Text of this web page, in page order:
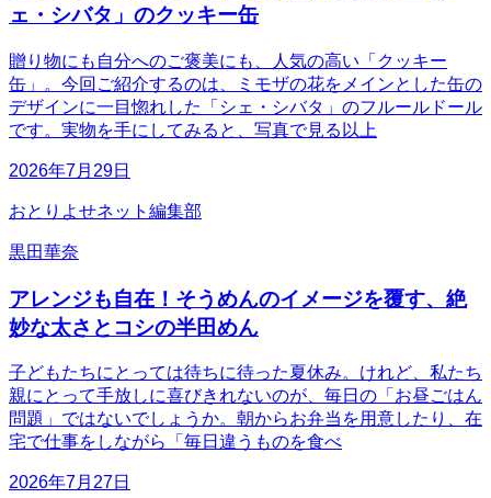
ェ・シバタ」のクッキー缶
贈り物にも自分へのご褒美にも、人気の高い「クッキー
缶」。今回ご紹介するのは、ミモザの花をメインとした缶の
デザインに一目惚れした「シェ・シバタ」のフルールドール
です。実物を手にしてみると、写真で見る以上
2026年7月29日
おとりよせネット編集部
黒田華奈
アレンジも自在！そうめんのイメージを覆す、絶
妙な太さとコシの半田めん
子どもたちにとっては待ちに待った夏休み。けれど、私たち
親にとって手放しに喜びきれないのが、毎日の「お昼ごはん
問題」ではないでしょうか。朝からお弁当を用意したり、在
宅で仕事をしながら「毎日違うものを食べ
2026年7月27日